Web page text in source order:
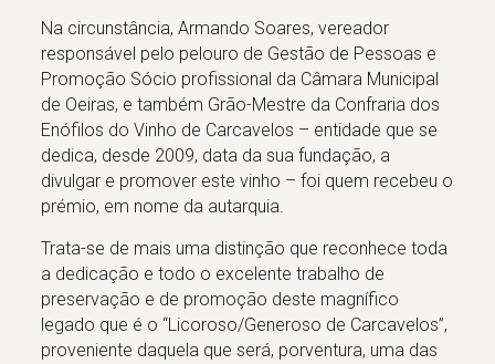
Na circunstância, Armando Soares, vereador
responsável pelo pelouro de Gestão de Pessoas e
Promoção Sócio profissional da Câmara Municipal
de Oeiras, e também Grão-Mestre da Confraria dos
Enófilos do Vinho de Carcavelos – entidade que se
dedica, desde 2009, data da sua fundação, a
divulgar e promover este vinho – foi quem recebeu o
prémio, em nome da autarquia.
Trata-se de mais uma distinção que reconhece toda
a dedicação e todo o excelente trabalho de
preservação e de promoção deste magnífico
legado que é o “Licoroso/Generoso de Carcavelos”,
proveniente daquela que será, porventura, uma das